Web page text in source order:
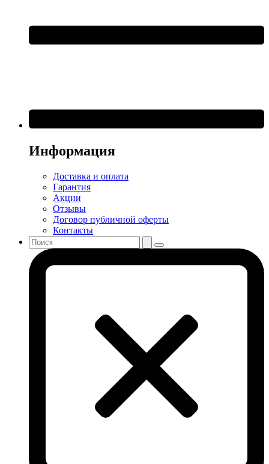
Информация
Доставка и оплата
Гарантия
Акции
Отзывы
Договор публичной оферты
Контакты